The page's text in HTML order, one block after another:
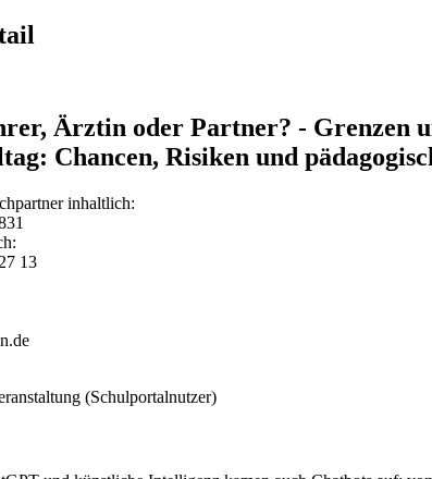
Ärztin oder Partner? - Grenzen
Chancen, Risiken und
inhaltlich:
13
(Schulportalnutzer)